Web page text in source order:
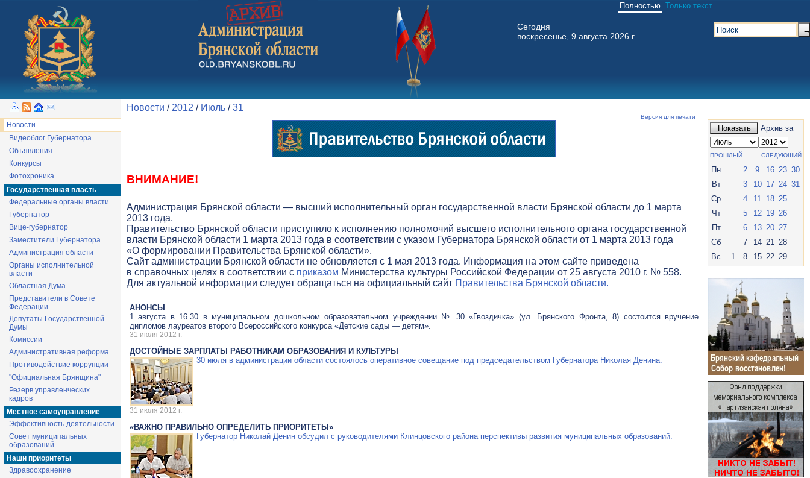
Полностью Только текст
Сегодня
воскресенье, 9 августа 2026 г.
→
Новости
Видеоблог Губернатора
Объявления
Конкурсы
Фотохроника
Государственная власть
Федеральные органы власти
Губернатор
Вице-губернатор
Заместители Губернатора
Администрация области
Органы исполнительной
власти
Областная Дума
Представители в Совете
Федерации
Депутаты Государственной
Думы
Комиссии
Административная реформа
Противодействие коррупции
"Официальная Брянщина"
Резерв управленческих
кадров
Местное самоуправление
Эффективность деятельности
Совет муниципальных
образований
Наши приоритеты
Здравоохранение
Новости / 2012 / Июль /31
Версия для печати
ВНИМАНИЕ!
Администрация Брянской области — высший исполнительный орган государственной власти Брянской области до 1 марта
2013 года.
Правительство Брянской области приступило к исполнению полномочий высшего исполнительного органа государственной
власти Брянской области 1 марта 2013 года в соответствии с указом Губернатора Брянской области от 1 марта 2013 года
«О формировании Правительства Брянской области».
Cайт администрации Брянской области не обновляется с 1 мая 2013 года. Информация на этом сайте приведена
в справочных целях в соответствии с приказом Министерства культуры Российской Федерации от 25 августа 2010 г. № 558.
Для актуальной информации следует обращаться на официальный сайт Правительства Брянской области.
АНОНСЫ
1 августа в 16.30 в муниципальном дошкольном образовательном учреждении № 30 «Гвоздичка» (ул. Брянского Фронта, 8) состоится вручение
дипломов лауреатов второго Всероссийского конкурса «Детские сады — детям».
31 июля 2012 г.
ДОСТОЙНЫЕ ЗАРПЛАТЫ РАБОТНИКАМ ОБРАЗОВАНИЯ И КУЛЬТУРЫ
30 июля в администрации области состоялось оперативное совещание под председательством Губернатора Николая Денина.
31 июля 2012 г.
«ВАЖНО ПРАВИЛЬНО ОПРЕДЕЛИТЬ ПРИОРИТЕТЫ»
Губернатор Николай Денин обсудил с руководителями Клинцовского района перспективы развития муниципальных образований.
Показать Архив за
ПРОШЛЫЙ СЛЕДУЮЩИЙ
Пн 2 9 16 23 30
Вт
3 10 17 24 31
Ср
4 11 18 25
Чт
5 12 19 26
Пт
6 13 20 27
Сб
7 14 21 28
Вс
1 8 15 22 29